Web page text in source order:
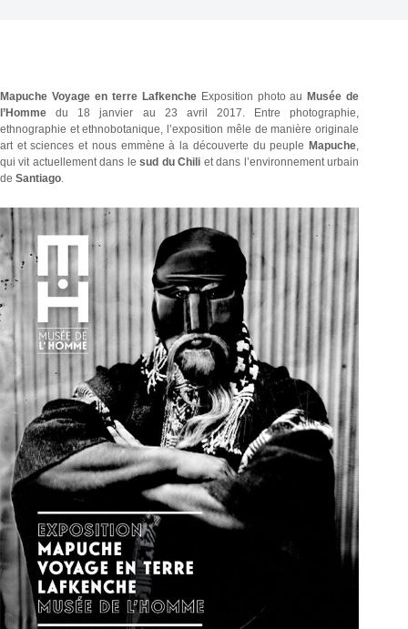
Mapuche Voyage en terre LafkencheExposition photo au Musée de
l’Homme du 18 janvier au 23 avril 2017. Entre photographie,
ethnographie et ethnobotanique, l’exposition mêle de manière originale
art et sciences et nous emmène à la découverte du peuple Mapuche,
qui vit actuellement dans lesud du Chili et dans l’environnement urbain
de Santiago.